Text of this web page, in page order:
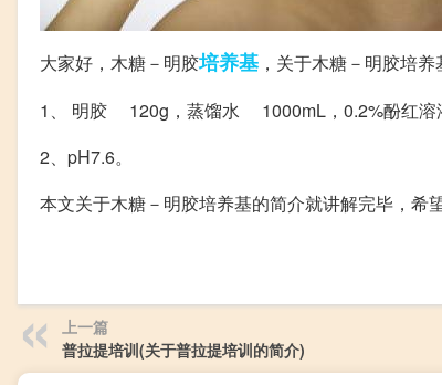
大家好，木糖－明胶培养基 ，关于木糖－明胶培养
1、 明胶 120g，蒸馏水 1000mL，0.2%酚红溶
2、pH7.6。
本文关于木糖－明胶培养基的简介就讲解完毕，希
上一篇
普拉提培训(关于普拉提培训的简介)